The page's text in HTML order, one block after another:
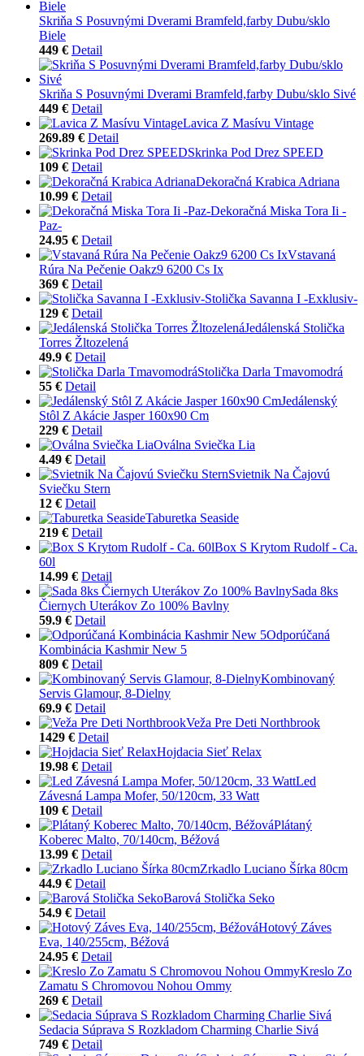
Skriňa S Posuvnými Dverami Bramfeld,farby Dubu/sklo
Biele
449 € Detail
Skriňa S Posuvnými Dverami Bramfeld,farby Dubu/sklo Sivé
449 € Detail
Lavica Z Masívu Vintage
269.89 € Detail
Skrinka Pod Drez SPEED
109 € Detail
Dekoračná Krabica Adriana
10.99 € Detail
Dekoračná Miska Tora Ii -
Paz-
24.95 € Detail
Vstavaná
Rúra Na Pečenie Oakz9 6200 Cs Ix
369 € Detail
Stolička Savanna I -Exklusiv-
129 € Detail
Jedálenská Stolička
Torres Žltozelená
49.9 € Detail
Stolička Darla Tmavomodrá
55 € Detail
Jedálenský
Stôl Z Akácie Jasper 160x90 Cm
229 € Detail
Oválna Sviečka Lia
4.49 € Detail
Svietnik Na Čajovú
Sviečku Stern
12 € Detail
Taburetka Seaside
219 € Detail
Box S Krytom Rudolf - Ca.
60l
14.99 € Detail
Sada 8ks
Čiernych Uterákov Zo 100% Bavlny
59.9 € Detail
Odporúčaná
Kombinácia Kashmir New 5
809 € Detail
Kombinovaný
Servis Glamour, 8-Dielny
69.9 € Detail
Veža Pre Deti Northbrook
1429 € Detail
Hojdacia Sieť Relax
19.98 € Detail
Led
Závesná Lampa Mofer, 50/120cm, 33 Watt
109 € Detail
Plátaný
Koberec Malto, 70/140cm, Béžová
13.99 € Detail
Zrkadlo Luciano Šírka 80cm
44.9 € Detail
Barová Stolička Seko
54.9 € Detail
Hotový Záves
Eva, 140/255cm, Béžová
24.95 € Detail
Kreslo Zo
Zamatu S Chromovou Nohou Ommy
269 € Detail
Sedacia Súprava S Rozkladom Charming Charlie Sivá
749 € Detail